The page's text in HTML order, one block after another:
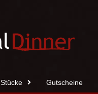
Stücke Gutscheine